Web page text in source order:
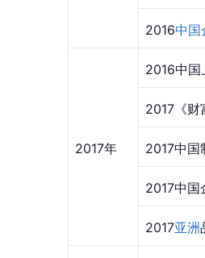
2016中国
2017年
2016中
2017《
2017中
2017中
2017亚洲